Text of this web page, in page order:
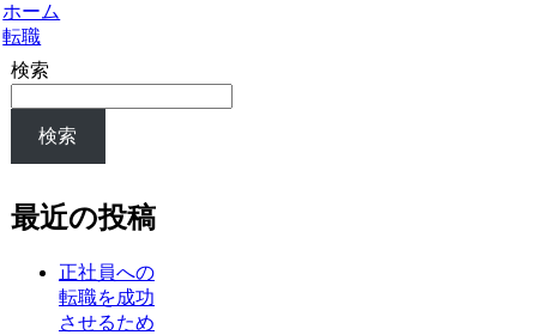
ホーム
転職
検索
検索
最近の投稿
正社員への
転職を成功
させるため